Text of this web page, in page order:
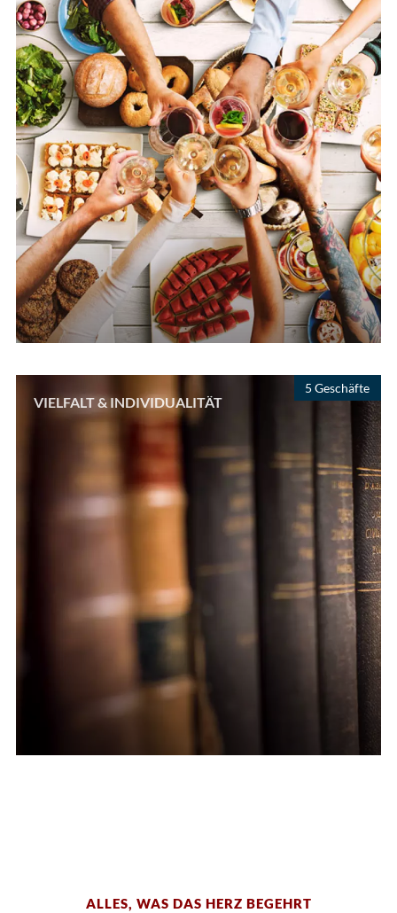
VIELFALT & INDIVIDUALITÄT
5 Geschäfte
ALLES, WAS DAS HERZ BEGEHRT